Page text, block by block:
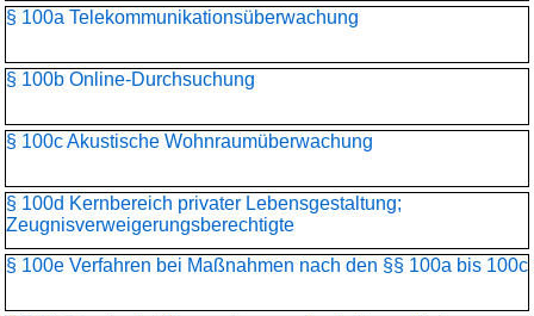
§ 100a Telekommunikationsüber­wachung
§ 100b Online-Durchsuchung
§ 100c Akustische Wohnraumüberwachung
§ 100d Kernbereich privater Lebensgestaltung;
Zeugnisverweigerungs­berechtigte
§ 100e Verfahren bei Maßnahmen nach den §§ 100a bis 100c